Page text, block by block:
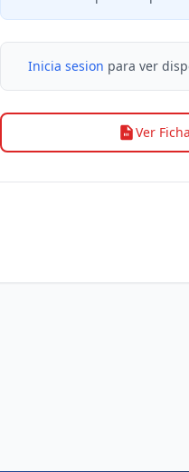
Inicia sesion para ver
Ver